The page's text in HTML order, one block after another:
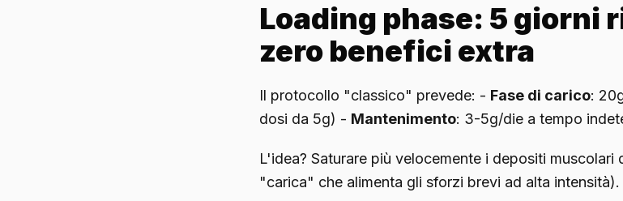
Loading phase: 5 giorni
zero benefici extra
Il protocollo "classico" prevede: - Fase di carico:
dosi da 5g) - Mantenimento: 3-5g/die a tempo
L'idea? Saturare più velocemente i depositi
"carica" che alimenta gli sforzi brevi ad alta intensità).